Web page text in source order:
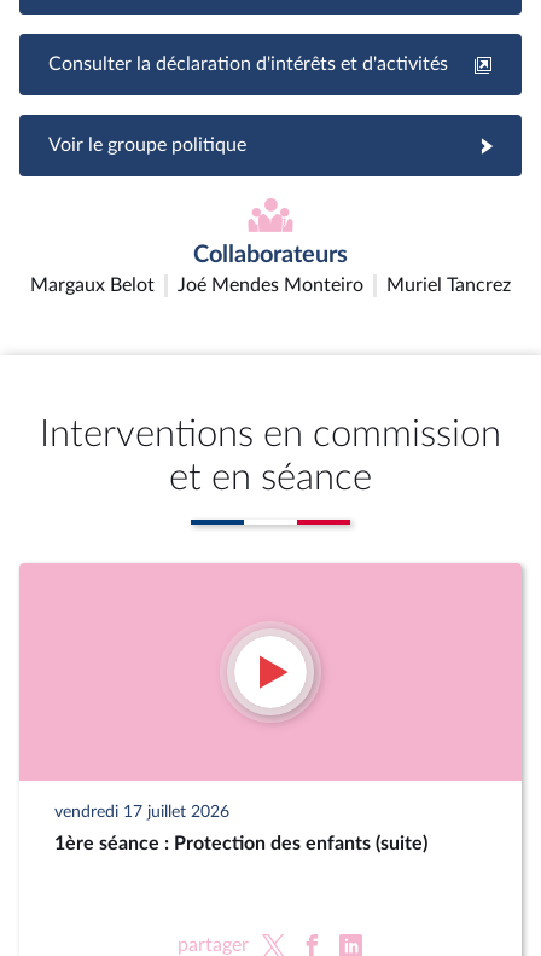
Consulter la déclaration d'intérêts et d'activités
Voir le groupe politique
Collaborateurs
Margaux Belot Joé Mendes Monteiro Muriel Tancrez
Interventions en commission
et en séance
vendredi 17 juillet 2026
1ère séance : Protection des enfants (suite)
partager